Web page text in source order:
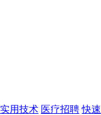
实用技术 医疗招聘 快